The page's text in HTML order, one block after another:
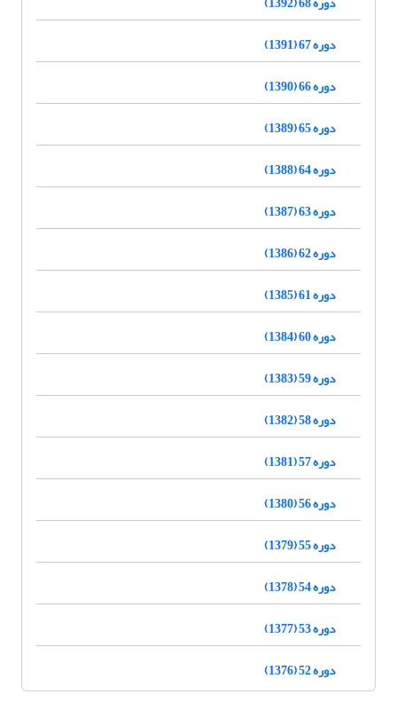
دوره 67 (1391)
دوره 66 (1390)
دوره 65 (1389)
دوره 64 (1388)
دوره 63 (1387)
دوره 62 (1386)
دوره 61 (1385)
دوره 60 (1384)
دوره 59 (1383)
دوره 58 (1382)
دوره 57 (1381)
دوره 56 (1380)
دوره 55 (1379)
دوره 54 (1378)
دوره 53 (1377)
دوره 52 (1376)